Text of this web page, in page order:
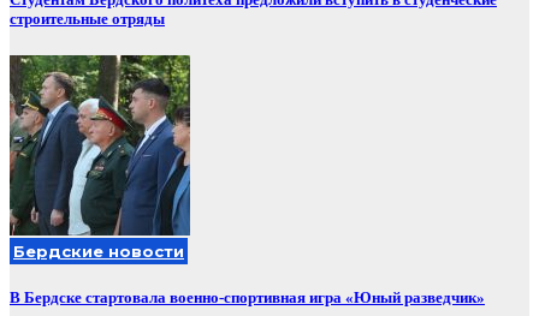
строительные отряды
Бердские новости
В Бердске стартовала военно-спортивная игра «Юный разведчик»